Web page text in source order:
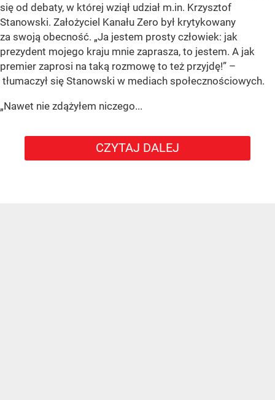
się od debaty, w której wziął udział m.in. Krzysztof
Stanowski. Założyciel Kanału Zero był krytykowany
za swoją obecność. „Ja jestem prosty człowiek: jak
prezydent mojego kraju mnie zaprasza, to jestem. A jak
premier zaprosi na taką rozmowę to też przyjdę!” –
tłumaczył się Stanowski w mediach społecznościowych.
„Nawet nie zdążyłem niczego...
CZYTAJ DALEJ